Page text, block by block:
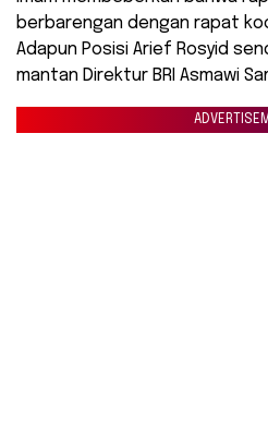
berbarengan dengan rapat
Adapun Posisi Arief Rosyid
mantan Direktur BRI Asmawi